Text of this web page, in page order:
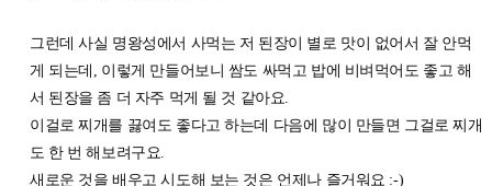
그런데 사실 명왕성에서 사먹는 저 된장이 별로 맛이 없어서 잘 안먹
게 되는데, 이렇게 만들어보니 쌈도 싸먹고 밥에 비벼먹어도 좋고 해
서 된장을 좀 더 자주 먹게 될 것 같아요.
이걸로 찌개를 끓여도 좋다고 하는데 다음에 많이 만들면 그걸로 찌개
도 한 번 해보려구요.
새로운 것을 배우고 시도해 보는 것은 언제나 즐거워요 :-)